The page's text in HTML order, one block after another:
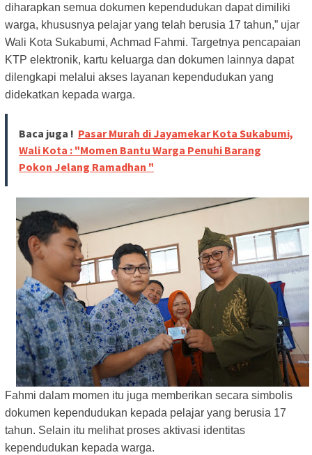
diharapkan semua dokumen kependudukan dapat dimiliki
warga, khususnya pelajar yang telah berusia 17 tahun,” ujar
Wali Kota Sukabumi, Achmad Fahmi. Targetnya pencapaian
KTP elektronik, kartu keluarga dan dokumen lainnya dapat
dilengkapi melalui akses layanan kependudukan yang
didekatkan kepada warga.
Baca juga ! Pasar Murah di Jayamekar Kota Sukabumi,
Wali Kota : "Momen Bantu Warga Penuhi Barang
Pokon Jelang Ramadhan "
Fahmi dalam momen itu juga memberikan secara simbolis
dokumen kependudukan kepada pelajar yang berusia 17
tahun. Selain itu melihat proses aktivasi identitas
kependudukan kepada warga.